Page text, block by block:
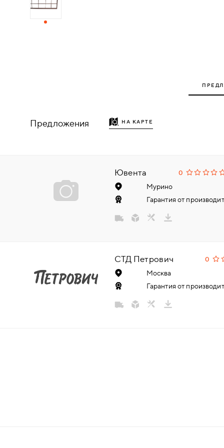
ФУРНИТУРА
НАПОЛЬНЫЕ
Предложения НА КАРТЕ
Ювента 0
Мурино
Гарантия от
СТД Петрович 0
Москва
Гарантия от